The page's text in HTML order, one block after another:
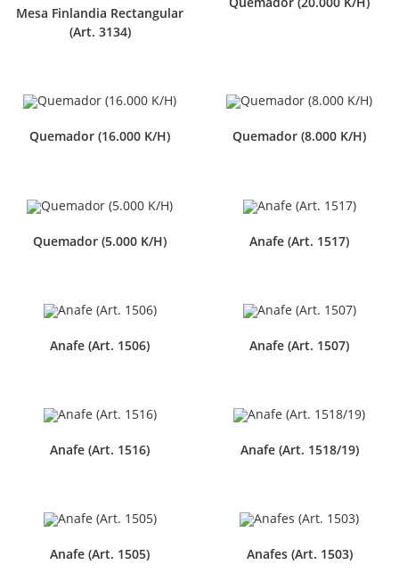
Mesa Finlandia Rectangular
(Art. 3134)
Quemador (16.000 K/H) Quemador (8.000 K/H)
Quemador (5.000 K/H) Anafe (Art. 1517)
Anafe (Art. 1506) Anafe (Art. 1507)
Anafe (Art. 1516) Anafe (Art. 1518/19)
Anafe (Art. 1505) Anafes (Art. 1503)